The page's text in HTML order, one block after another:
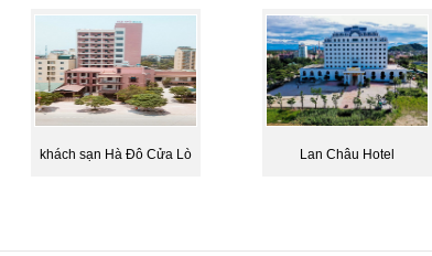
khách sạn Hà Đô Cửa Lò Lan Châu Hotel